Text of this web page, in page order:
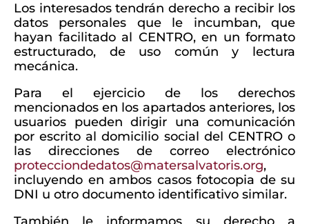
Los interesados tendrán derecho a recibir los
datos personales que le incumban, que
hayan facilitado al CENTRO, en un formato
estructurado, de uso común y lectura
mecánica.
Para el ejercicio de los derechos
mencionados en los apartados anteriores, los
usuarios pueden dirigir una comunicación
por escrito al domicilio social del CENTRO o
las direcciones de correo electrónico
protecciondedatos@matersalvatoris.org,
incluyendo en ambos casos fotocopia de su
DNI u otro documento identificativo similar.